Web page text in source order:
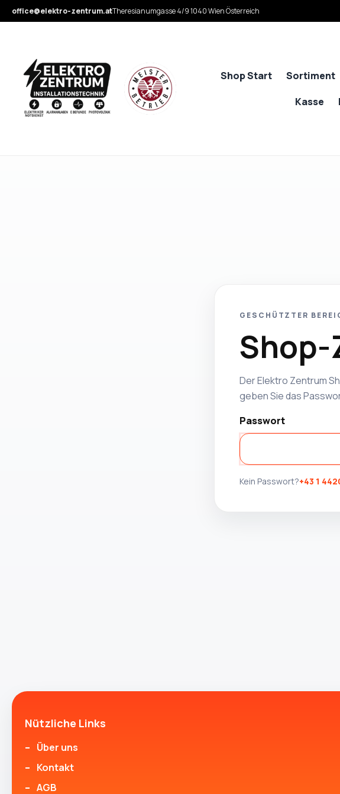
office@elektro-zentrum.atTheresianumgasse 4/9 1040 Wien Österreich
Shop Start Sortiment
Kasse
GESCHÜTZTER
Shop-
Der Elektro Zentrum
geben Sie das
Passwort
Kein Passwort?+43 1
Nützliche Links
Über uns
Kontakt
AGB